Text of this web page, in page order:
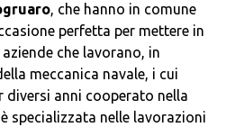
, che hanno in comune
perfetta per mettere in
che lavorano, in
meccanica navale, i cui
anni cooperato nella
specializzata nelle lavorazioni